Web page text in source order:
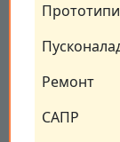
Ремонт
САПР